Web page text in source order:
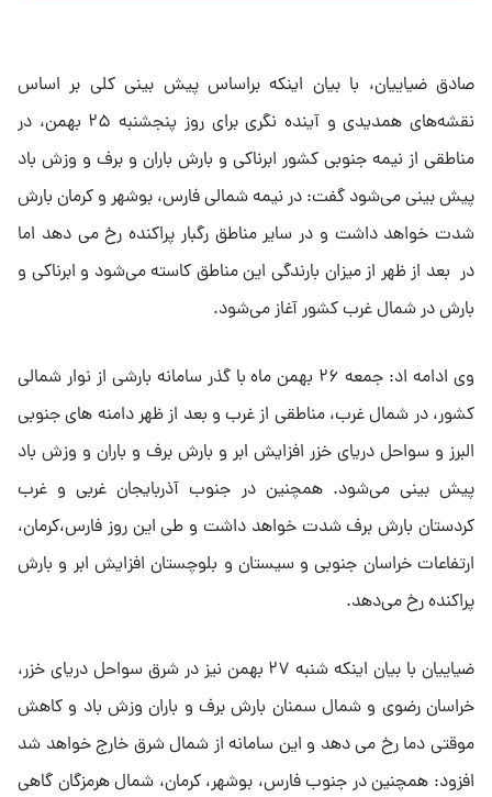
صادق ضیاییان، با بیان اینکه براساس پیش بینی کلی بر اساس
نقشه‌های همدیدی و آینده نگری برای روز پنجشنبه ۲۵ بهمن، در
مناطقی از نیمه جنوبی کشور ابرناکی و بارش باران و برف و وزش باد
پیش بینی می‌شود گفت: در نیمه شمالی فارس، بوشهر و کرمان بارش
شدت خواهد داشت و در سایر مناطق رگبار پراکنده رخ می دهد اما
در بعد از ظهر از میزان بارندگی این مناطق کاسته می‌شود و ابرناکی و
بارش در شمال غرب کشور آغاز می‌شود.
وی ادامه اد: جمعه ۲۶ بهمن ماه با گذر سامانه بارشی از نوار شمالی
کشور، در شمال غرب، مناطقی از غرب و بعد از ظهر دامنه های جنوبی
البرز و سواحل دریای خزر افزایش ابر و بارش برف و باران و وزش باد
پیش بینی می‌شود. همچنین در جنوب آذربایجان غربی و غرب
کردستان بارش برف شدت خواهد داشت و طی این روز فارس،کرمان،
ارتفاعات خراسان جنوبی و سیستان و بلوچستان افزایش ابر و بارش
پراکنده رخ می‌دهد.
ضیاییان با بیان اینکه شنبه ۲۷ بهمن نیز در شرق سواحل دریای خزر،
خراسان رضوی و شمال سمنان بارش برف و باران وزش باد و کاهش
موقتی دما رخ می دهد و این سامانه از شمال شرق خارج خواهد شد
افزود: همچنین در جنوب فارس، بوشهر، کرمان، شمال هرمزگان گاهی